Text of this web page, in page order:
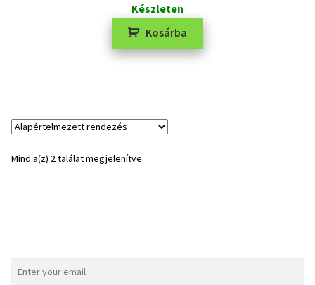
Készleten
Kosárba
Mind a(z) 2 találat megjelenítve